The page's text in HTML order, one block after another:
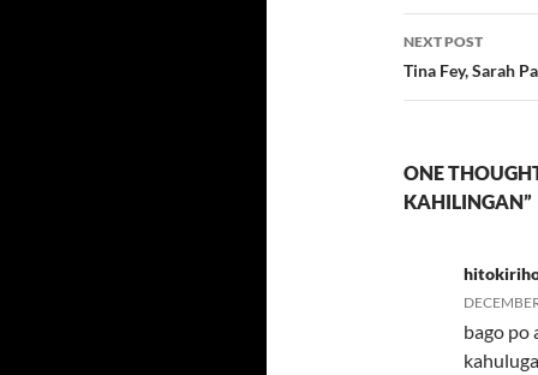
NEXT POST
Tina Fey, Sarah
ONE
KAHILINGAN”
bago po